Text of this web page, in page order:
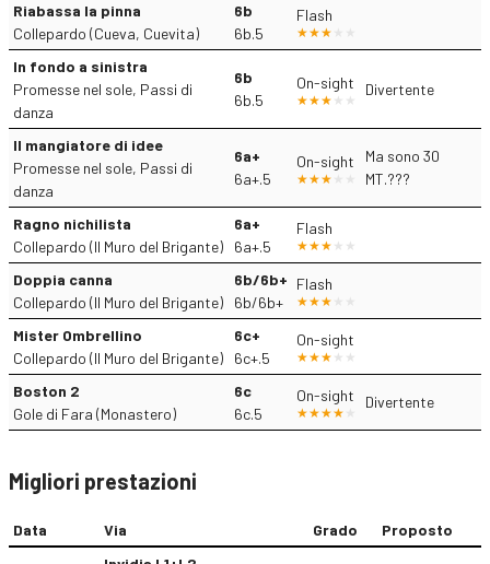
Riabassa la pinna
Collepardo (Cueva, Cuevita)
6b
6b.5
Flash
In fondo a sinistra
Promesse nel sole, Passi di
danza
6b
6b.5
On-sight Divertente
Il mangiatore di idee
Promesse nel sole, Passi di
danza
6a+
6a+.5
On-sight
Ma sono 30
MT.???
Ragno nichilista
Collepardo (Il Muro del Brigante)
6a+
6a+.5
Flash
Doppia canna
Collepardo (Il Muro del Brigante)
6b/6b+
6b/6b+
Flash
Mister Ombrellino
Collepardo (Il Muro del Brigante)
6c+
6c+.5
On-sight
Boston 2
Gole di Fara (Monastero)
6c
6c.5
On-sight Divertente
Migliori prestazioni
Data Via Grado Proposto